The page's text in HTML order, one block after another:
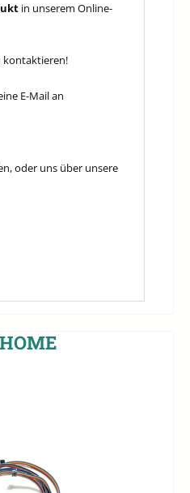
in unserem Online-
kontaktieren!
E-Mail an
oder uns über unsere